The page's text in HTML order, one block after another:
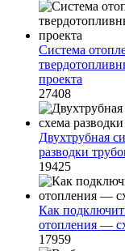
Система
проекта
27408
Двухтрубная
разводки
19425
Как
отопления —
17959